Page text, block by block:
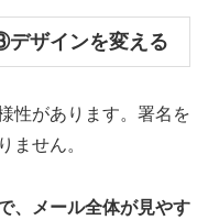
ザインを変える
性があります。署名を
ません。
、メール全体が見やす